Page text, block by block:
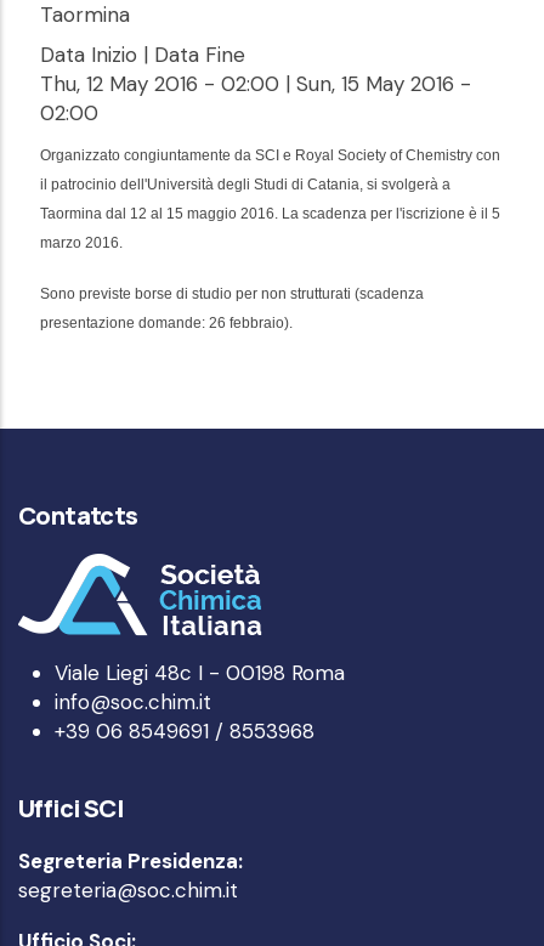
Taormina
Data Inizio | Data Fine
Thu, 12 May 2016 - 02:00 | Sun, 15 May 2016 -
02:00
Organizzato congiuntamente da SCI e Royal Society of Chemistry con
il patrocinio dell'Università degli Studi di Catania, si svolgerà a
Taormina dal 12 al 15 maggio 2016. La scadenza per l'iscrizione è il 5
marzo 2016.
Sono previste borse di studio per non strutturati (scadenza
presentazione domande: 26 febbraio).
Contatcts
Viale Liegi 48c I - 00198 Roma
info@soc.chim.it
+39 06 8549691 / 8553968
Uffici SCI
Segreteria Presidenza:
segreteria@soc.chim.it